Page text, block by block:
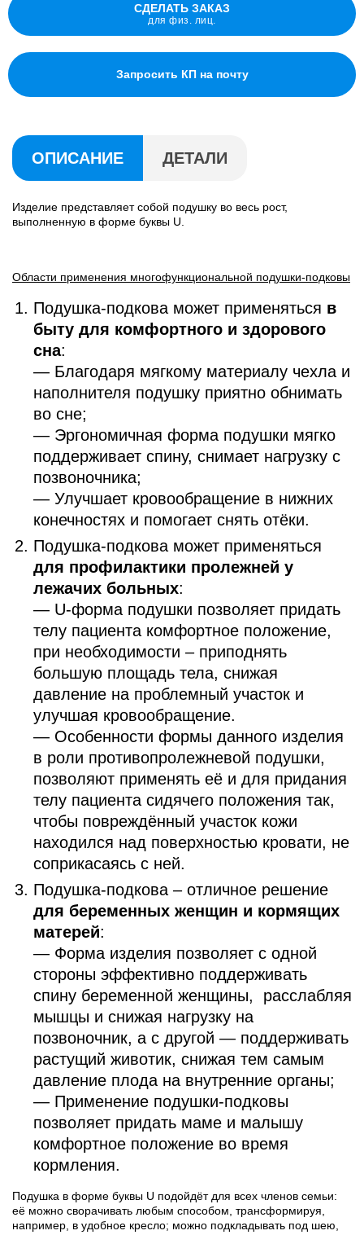
СДЕЛАТЬ ЗАКАЗ
для физ. лиц.
Запросить КП на почту
ОПИСАНИЕ ДЕТАЛИ
Изделие представляет собой подушку во весь рост,
выполненную в форме буквы U.
Области применения многофункциональной подушки-подковы
Подушка-подкова может применяться в
быту для комфортного и здорового
сна:
— Благодаря мягкому материалу чехла и
наполнителя подушку приятно обнимать
во сне;
— Эргономичная форма подушки мягко
поддерживает спину, снимает нагрузку с
позвоночника;
— Улучшает кровообращение в нижних
конечностях и помогает снять отёки.
Подушка-подкова может применяться
для профилактики пролежней у
лежачих больных:
— U-форма подушки позволяет придать
телу пациента комфортное положение,
при необходимости – приподнять
большую площадь тела, снижая
давление на проблемный участок и
улучшая кровообращение.
— Особенности формы данного изделия
в роли противопролежневой подушки,
позволяют применять её и для придания
телу пациента сидячего положения так,
чтобы повреждённый участок кожи
находился над поверхностью кровати, не
соприкасаясь с ней.
Подушка-подкова – отличное решение
для беременных женщин и кормящих
матерей:
— Форма изделия позволяет с одной
стороны эффективно поддерживать
спину беременной женщины, расслабляя
мышцы и снижая нагрузку на
позвоночник, а с другой — поддерживать
растущий животик, снижая тем самым
давление плода на внутренние органы;
— Применение подушки-подковы
позволяет придать маме и малышу
комфортное положение во время
кормления.
Подушка в форме буквы U подойдёт для всех членов семьи:
её можно сворачивать любым способом, трансформируя,
например, в удобное кресло; можно подкладывать под шею,